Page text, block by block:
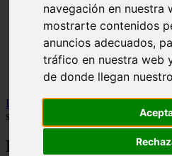
navegación en nuestra
mostrarte contenidos
anuncios adecuados,
tráfico en nuestra web
de donde llegan
otros
postres
producto
reposteria
venezuela
verduras
Inicio
recetas >Presa de cerdo
sabrosa de Arguiñano
Presa de cerdo con